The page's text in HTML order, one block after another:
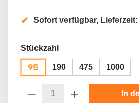
Sofort verfügbar, Lieferzeit:
Stückzahl auswählen
95 190 475 1000
Produkt Anzahl: GibIn